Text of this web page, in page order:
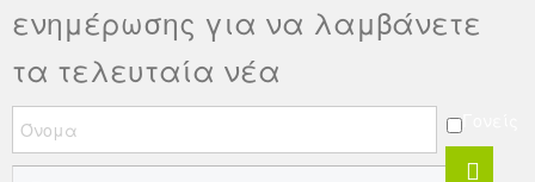
ενημέρωσης για να λαμβάνετε
τα τελευταία νέα
Γονείς